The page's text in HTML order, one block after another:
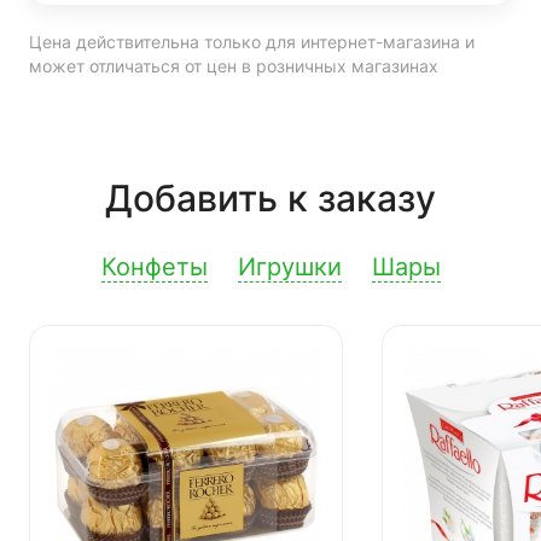
Цена действительна только для интернет-магазина и
может отличаться от цен в розничных магазинах
Добавить к заказу
Конфеты Игрушки Шары